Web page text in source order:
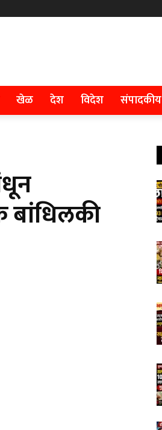
खेळ देश विदेश संपादकीय
बांधिलकी